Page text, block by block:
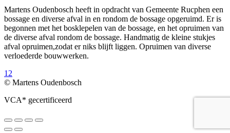
Martens Oudenbosch heeft in opdracht van Gemeente Rucphen een
bossage en diverse afval in en rondom de bossage opgeruimd. Er is
begonnen met het bosklepelen van de bossage, en het opruimen van
de diverse afval rondom de bossage. Handmatig de kleine stukjes
afval opruimen,zodat er niks blijft liggen. Opruimen van diverse
verloederde bouwwerken.
1 2
© Martens Oudenbosch
VCA* gecertificeerd
Go
to